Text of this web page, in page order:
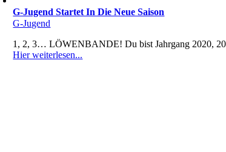
G-Jugend Startet In Die Neue Saison
G-Jugend
1, 2, 3… LÖWENBANDE! Du bist Jahrgang 2020,
Hier weiterlesen...